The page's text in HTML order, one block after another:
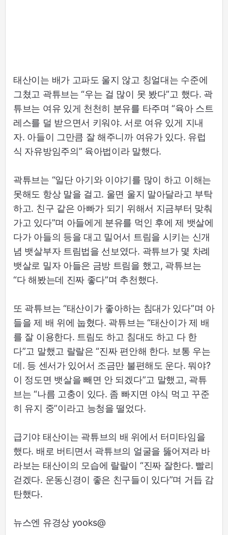
태산이는 배가 고파도 울지 않고 칭얼대는 수준에
그쳤고 곽튜브는 “우는 걸 많이 못 봤다”고 했다. 곽
튜브는 여유 있게 천천히 분유를 타주며 “육아 스트
레스를 덜 받으면서 키워야. 서로 여유 있게 지내
자. 아들이 그만큼 잘 해주니까 여유가 있다. 유럽
식 자유방임주의” 육아법이라 말했다.
곽튜브는 “일단 아기와 이야기를 많이 하고 이해는
못해도 항상 말을 걸고. 울면 울지 말아달라고 부탁
하고. 친구 같은 아빠가 되기 위해서 지금부터 맞춰
가고 있다”며 아들에게 분유를 먹인 후에 제 뱃살에
다가 아들의 등을 대고 밀어서 트림을 시키는 신개
념 뱃살부자 트림법을 선보였다. 곽튜브가 몇 차례
뱃살로 밀자 아들은 금방 트림을 했고, 곽튜브는
“다 해봤는데 진짜 좋다”며 추천했다.
또 곽튜브는 “태산이가 좋아하는 침대가 있다”며 아
들을 제 배 위에 눕혔다. 곽튜브는 “태산이가 제 배
를 잘 이용한다. 트림도 하고 침대도 하고 다 한
다”고 말했고 랄랄은 “진짜 편안해 한다. 보통 우는
데. 등 센서가 있어서 조금만 불편해도 운다. 뭐야?
이 정도면 뱃살을 빼면 안 되겠다”고 말했고, 곽튜
브는 “나름 고충이 있다. 좀 빠지면 야식 먹고 꾸준
히 유지 중”이라고 능청을 떨었다.
급기야 태산이는 곽튜브의 배 위에서 터미타임을
했다. 배로 버티면서 곽튜브의 얼굴을 뚫어져라 바
라보는 태산이의 모습에 랄랄이 “진짜 잘한다. 빨리
걷겠다. 운동신경이 좋은 친구들이 있다”며 거듭 감
탄했다.
뉴스엔 유경상 yooks@